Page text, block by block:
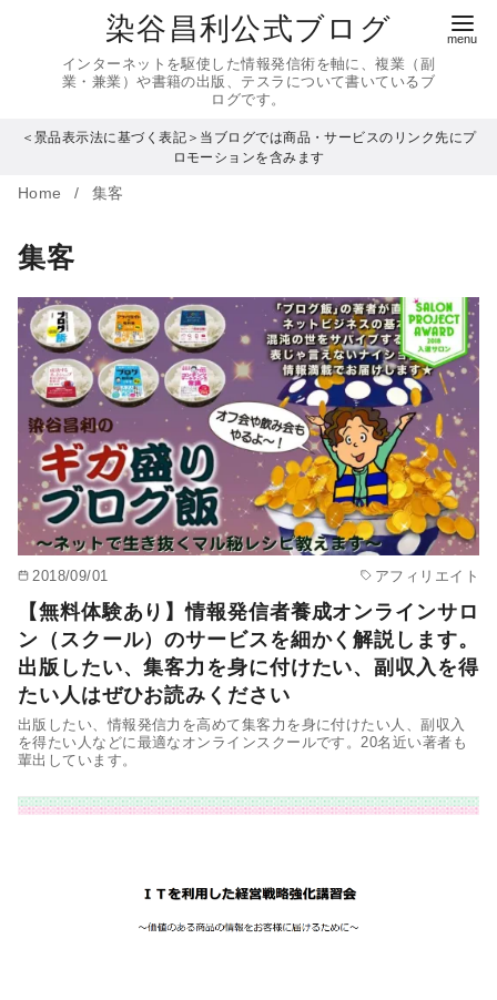
へ
動
染谷昌利公式ブログ
インターネットを駆使した情報発信術を軸に、複業（副
業・兼業）や書籍の出版、テスラについて書いているブ
ログです。
＜景品表示法に基づく表記＞当ブログでは商品・サービスのリンク先にプ
ロモーションを含みます
Home 集客
集客
2018/09/01 アフィリエイト
【無料体験あり】情報発信者養成オンラインサロ
ン（スクール）のサービスを細かく解説します。
出版したい、集客力を身に付けたい、副収入を得
たい人はぜひお読みください
出版したい、情報発信力を高めて集客力を身に付けたい人、副収入
を得たい人などに最適なオンラインスクールです。20名近い著者も
輩出しています。